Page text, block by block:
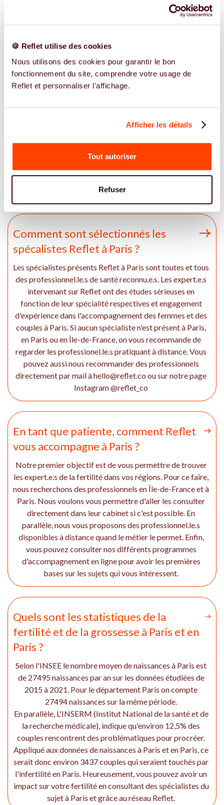
🍪 Reflet utilise des cookies
Nous utilisons des cookies pour garantir le bon
fonctionnement du site, comprendre votre usage de
Reflet et personnaliser l'affichage.
Afficher les détails
Tout autoriser
Refuser
Accompagnement à la PMA Solo à
Paris
OSTÉOPATHE SAGE FEMME
Comment sont sélectionnés les
spécalistes Reflet à Paris ?
Les spécialistes présents Reflet à Paris sont toutes et tous
des professionnel.le.s de santé reconnu.e.s. Les expert.e.s
intervenant sur Reflet ont des études sérieuses en
fonction de leur spécialité respectives et engagement
d'expérience dans l'accompagnement des femmes et des
couples à Paris. Si aucun spécialiste n'est présent à Paris,
en Paris ou en Île-de-France, on vous recommande de
regarder les professionel.le.s pratiquant à distance. Vous
pouvez aussi nous recommander des professionnels
directement par mail à hello@reflet.co ou sur notre page
Instagram @reflet_co
En tant que patiente, comment Reflet
vous accompagne à Paris ?
Notre premier objectif est de vous permettre de trouver
les expert.e.s de la fertilité dans vos régions. Pour ce faire,
nous recherchons des professionnels en Île-de-France et à
Paris. Nous voulons vous permettre d'aller les consulter
directement dans leur cabinet si c'est possible. En
parallèle, nous vous proposons des professionnel.le.s
disponibles à distance quand le métier le permet. Enfin,
vous pouvez consulter nos différents programmes
d'accompagnement en ligne pour avoir les premières
bases sur les sujets qui vous intéressent.
Quels sont les statistiques de la
fertilité et de la grossesse à Paris et en
Paris ?
Selon l'INSEE le nombre moyen de naissances à Paris est
de 27495 naissances par an sur les données étudiées de
2015 à 2021. Pour le département Paris on compte
27494 naissances sur la même période.
En parallèle, L'INSERM (Institut National de la santé et de
la recherche médicale), indique qu'environ 12,5% des
couples rencontrent des problématiques pour procréer.
Appliqué aux données de naissances à Paris et en Paris, ce
serait donc environ 3437 couples qui seraient touchés par
l'infertilité en Paris. Heureusement, vous pouvez avoir un
impact sur votre fertilité en consultant des spécialistes du
sujet à Paris et grâce au réseau Reflet.